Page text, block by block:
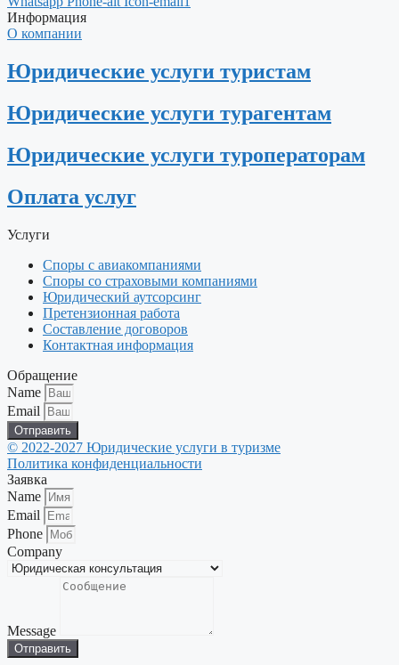
Информация
О компании
Юридические услуги туристам
Юридические услуги турагентам
Юридические услуги туроператорам
Оплата услуг
Услуги
Споры с авиакомпаниями
Споры со страховыми компаниями
Юридический аутсорсинг
Претензионная работа
Составление договоров
Контактная информация
Обращение
Name
Email
Отправить
© 2022-2027 Юридические услуги в туризме
Политика конфиденциальности
Заявка
Name
Email
Phone
Company
Message
Отправить